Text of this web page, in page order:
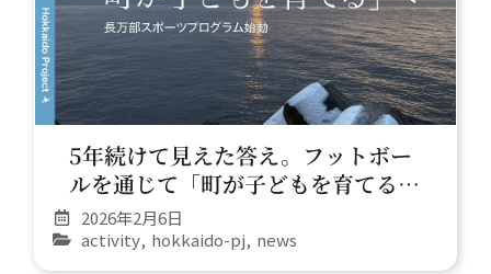
5年続けて見えた答え。フットボー
ルを通じて「町が子どもを育てる」
未来へ
2026年2月6日
activity, hokkaido-pj, news